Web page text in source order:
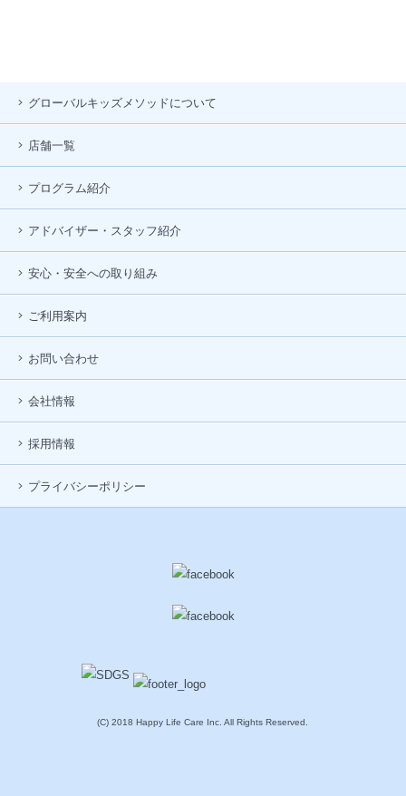
グローバルキッズメソッドについて
店舗一覧
プログラム紹介
アドバイザー・スタッフ紹介
安心・安全への取り組み
ご利用案内
お問い合わせ
会社情報
採用情報
プライバシーポリシー
(C) 2018 Happy Life Care Inc. All Rights Reserved.